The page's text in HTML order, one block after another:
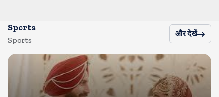
Sports
Sports
और देखें